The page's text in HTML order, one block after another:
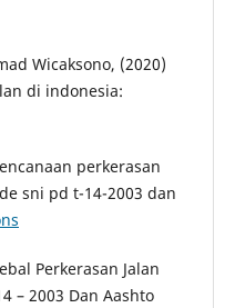
Wicaksono, (2020)
di indonesia:
perkerasan
sni pd t-14-2003 dan
Perkerasan Jalan
– 2003 Dan Aashto